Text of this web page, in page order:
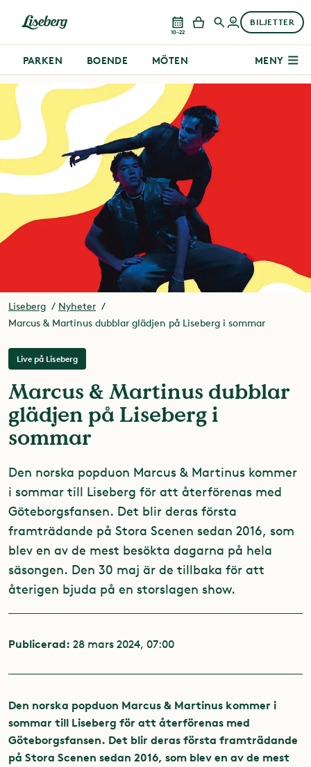
10–22
BILJETTER
PARKEN BOENDE MÖTEN MENY
Liseberg
Nyheter
Marcus & Martinus dubblar glädjen på Liseberg i sommar
Live på Liseberg
Marcus & Martinus dubblar
glädjen på Liseberg i
sommar
Den norska popduon Marcus & Martinus kommer
i sommar till Liseberg för att återförenas med
Göteborgsfansen. Det blir deras första
framträdande på Stora Scenen sedan 2016, som
blev en av de mest besökta dagarna på hela
säsongen. Den 30 maj är de tillbaka för att
återigen bjuda på en storslagen show.
Publicerad: 28 mars 2024, 07:00
Den norska popduon Marcus & Martinus kommer i
sommar till Liseberg för att återförenas med
Göteborgsfansen. Det blir deras första framträdande
på Stora Scenen sedan 2016, som blev en av de mest